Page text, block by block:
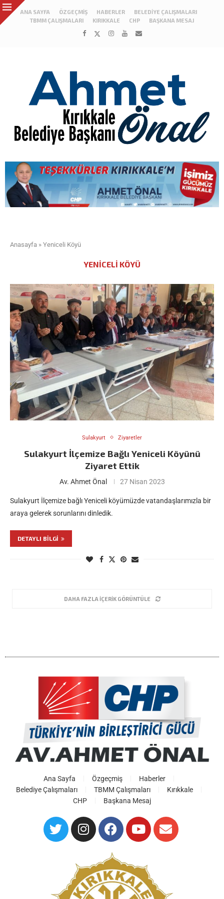
ANA SAYFA ÖZGEÇMIŞ HABERLER
BELEDIYE ÇALIŞMALARI
TBMM ÇALIŞMALARI
KIRIKKALE CHP BAŞKANA MESAJ
Anasayfa » Yeniceli Köyü
YENICELI KÖYÜ
Sulakyurt Ziyaretler
Sulakyurt İlçemize Bağlı Yeniceli Köyünü
Ziyaret Ettik
Av. Ahmet Önal 27 Nisan 2023
Sulakyurt İlçemize bağlı Yeniceli köyümüzde vatandaşlarımızla bir
araya gelerek sorunlarını dinledik.
DETAYLI BILGI
DAHA FAZLA İÇERIK GÖRÜNTÜLE
Ana Sayfa Özgeçmiş
Haberler
Belediye Çalışmaları
TBMM Çalışmaları
Kırıkkale
CHP
Başkana Mesaj